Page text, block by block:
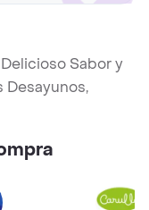
Sabor y
Desayunos,